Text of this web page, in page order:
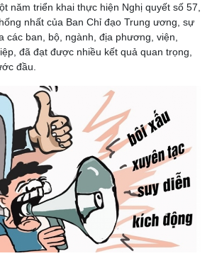
năm triển khai thực hiện Nghị quyết số 57,
nhất của Ban Chỉ đạo Trung ương, sự
các ban, bộ, ngành, địa phương, viện,
đã đạt được nhiều kết quả quan trọng,
đầu.